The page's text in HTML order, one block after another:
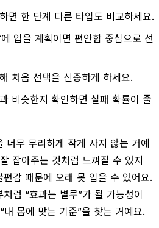
면 한 단계 다른 타입도 비교하세요.
에 입을 계획이면 편안함 중심으로 선
처음 선택을 신중하게 하세요.
비슷한지 확인하면 실패 확률이 줄
너무 무리하게 작게 사지 않는 거예
잡아주는 것처럼 느껴질 수 있지
감 때문에 오래 못 입을 수 있어요.
럼 “효과는 별루”가 될 가능성이
몸에 맞는 기준”을 찾는 거예요.